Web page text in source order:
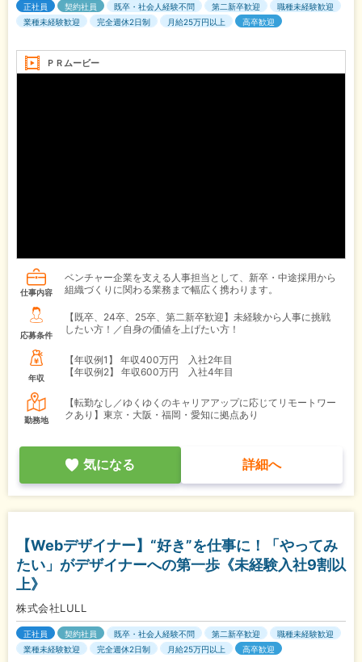
正社員 契約社員 既卒・社会人経験不問 第二新卒歓迎
職種未経験歓迎
業種未経験歓迎
完全週休2日制 月給25万円以上 高卒歓迎
ＰＲムービー
仕事内容
ベンチャー企業を支える人事担当として、新卒・中途採用から
組織づくりに関わる業務まで幅広く携わります。
応募条件
【既卒、24卒、25卒、第二新卒歓迎】未経験から人事に挑戦
したい方！／自身の価値を上げたい方！
年収
【年収例1】
年収400万円 入社2年目
【年収例2】
年収600万円 入社4年目
勤務地
【転勤なし／ゆくゆくのキャリアアップに応じてリモートワー
クあり】東京・大阪・福岡・愛知に拠点あり
気になる 詳細へ
【Webデザイナー】“好き”を仕事に！「やってみ
たい」がデザイナーへの第一歩《未経験入社9割以
上》
株式会社LULL
正社員 契約社員 既卒・社会人経験不問 第二新卒歓迎
職種未経験歓迎
業種未経験歓迎
完全週休2日制 月給25万円以上 高卒歓迎